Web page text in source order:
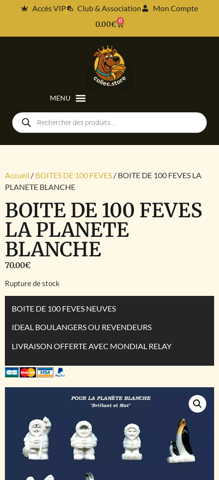
Accès VIP Club & Association
Mon Compte
0.00€ 0
Accueil / BOITES DE 100 FEVES / BOITE DE 100 FEVES LA
PLANETE BLANCHE
BOITE DE 100 FEVES
LA PLANETE
BLANCHE
70.00€
Rupture de stock
BOITE DE 100 FEVES NEUVES
IDEAL BOULANGERS OU REVENDEURS
LIVRAISON OFFERTE AVEC MONDIAL RELAY